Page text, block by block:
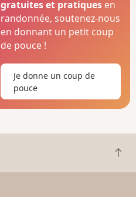
gratuites et pratiques en
randonnée, soutenez-nous
en donnant un petit coup
de pouce !
Je donne un coup de
pouce
R
e